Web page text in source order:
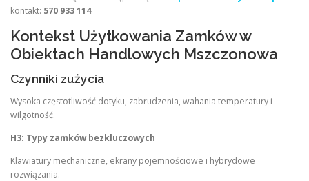
kontakt: 570 933 114.
Kontekst Użytkowania Zamków w
Obiektach Handlowych Mszczonowa
Czynniki zużycia
Wysoka częstotliwość dotyku, zabrudzenia, wahania temperatury i
wilgotność.
H3: Typy zamków bezkluczowych
Klawiatury mechaniczne, ekrany pojemnościowe i hybrydowe
rozwiązania.